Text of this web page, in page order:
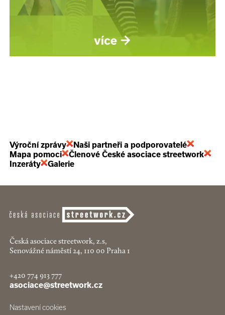
Výroční zprávy
Naši partneři a podporovatelé
Mapa pomoci
Členové České asociace streetwork
Inzeráty
Galerie
Česká asociace streetwork, z.s,
Senovážné náměstí 24, 110 00 Praha 1
+420 774 913 777
asociace@streetwork.cz
Nastavení cookies